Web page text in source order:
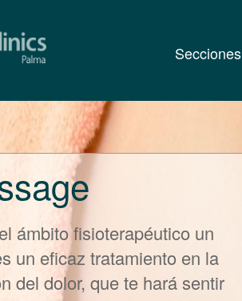
Secciones
ámbito fisioterapéutico un
un eficaz tratamiento en la
del dolor, que te hará sentir